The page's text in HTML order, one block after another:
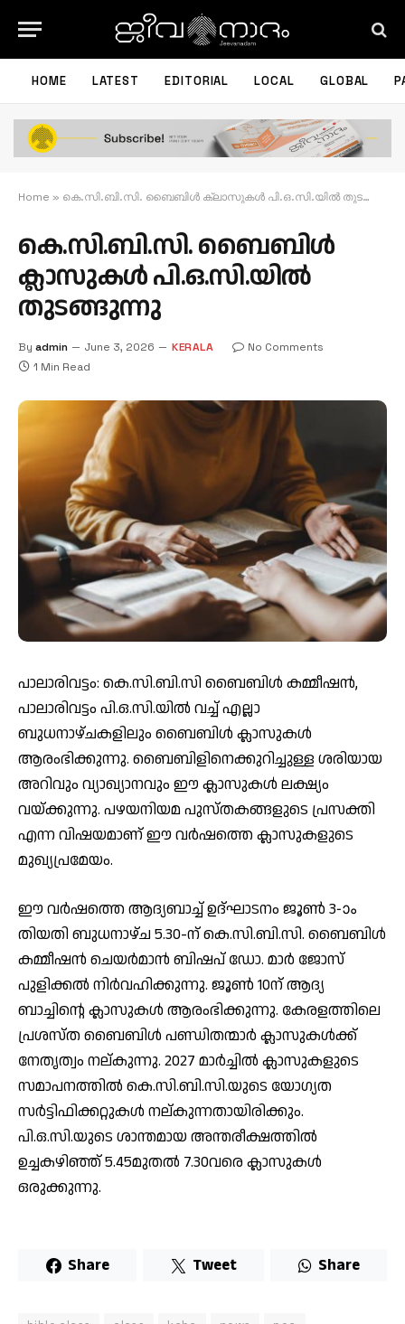
HOME LATEST EDITORIAL LOCAL GLOBAL
Home » കെ.സി.ബി.സി. ബൈബിള്‍ ക്ലാസുകള്‍ പി.ഒ.സി.യില്‍ തുടങ്ങുന്നു
കെ.സി.ബി.സി. ബൈബിള്‍
ക്ലാസുകള്‍ പി.ഒ.സി.യില്‍
തുടങ്ങുന്നു
By admin June 3, 2026 KERALA
No Comments
1 Min Read
പാലാരിവട്ടം: കെ.സി.ബി.സി ബൈബിള്‍ കമ്മീഷന്‍,
പാലാരിവട്ടം പി.ഒ.സി.യില്‍ വച്ച് എല്ലാ
ബുധനാഴ്ചകളിലും ബൈബിള്‍ ക്ലാസുകള്‍
ആരംഭിക്കുന്നു. ബൈബിളിനെക്കുറിച്ചുള്ള ശരിയായ
അറിവും വ്യാഖ്യാനവും ഈ ക്ലാസുകള്‍ ലക്ഷ്യം
വയ്ക്കുന്നു. പഴയനിയമ പുസ്തകങ്ങളുടെ പ്രസക്തി
എന്ന വിഷയമാണ് ഈ വര്‍ഷത്തെ ക്ലാസുകളുടെ
മുഖ്യപ്രമേയം.
ഈ വര്‍ഷത്തെ ആദ്യബാച്ച് ഉദ്ഘാടനം ജൂണ്‍ 3-ാം
തിയതി ബുധനാഴ്ച 5.30-ന് കെ.സി.ബി.സി. ബൈബിള്‍
കമ്മീഷന്‍ ചെയര്‍മാന്‍ ബിഷപ് ഡോ. മാര്‍ ജോസ്
പുളിക്കല്‍ നിര്‍വഹിക്കുന്നു. ജൂണ്‍ 10ന് ആദ്യ
ബാച്ചിന്റെ ക്ലാസുകള്‍ ആരംഭിക്കുന്നു. കേരളത്തിലെ
പ്രശസ്ത ബൈബിള്‍ പണ്ഡിതന്മാര്‍ ക്ലാസുകള്‍ക്ക്
നേതൃത്വം നല്കുന്നു. 2027 മാര്‍ച്ചില്‍ ക്ലാസുകളുടെ
സമാപനത്തില്‍ കെ.സി.ബി.സി.യുടെ യോഗ്യത
സര്‍ട്ടിഫിക്കറ്റുകള്‍ നല്കുന്നതായിരിക്കും.
പി.ഒ.സി.യുടെ ശാന്തമായ അന്തരീക്ഷത്തില്‍
ഉച്ചകഴിഞ്ഞ് 5.45മുതല്‍ 7.30വരെ ക്ലാസുകള്‍
ഒരുക്കുന്നു.
Share Tweet Share